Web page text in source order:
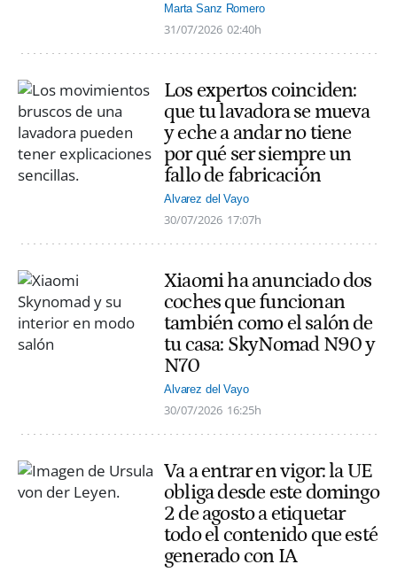
Marta Sanz Romero
31/07/2026 02:40h
Los expertos coinciden:
que tu lavadora se mueva
y eche a andar no tiene
por qué ser siempre un
fallo de fabricación
Alvarez del Vayo
30/07/2026 17:07h
Xiaomi ha anunciado dos
coches que funcionan
también como el salón de
tu casa: SkyNomad N90 y
N70
Alvarez del Vayo
30/07/2026 16:25h
Va a entrar en vigor: la UE
obliga desde este domingo
2 de agosto a etiquetar
todo el contenido que esté
generado con IA